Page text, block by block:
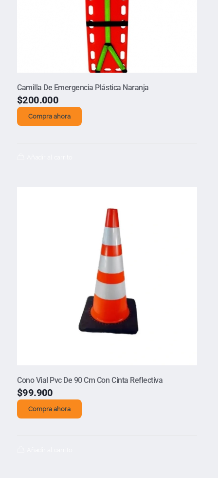
Camilla De Emergencia Plástica Naranja
$200.000
Compra ahora
Cono Vial Pvc De 90 Cm Con Cinta Reflectiva
$99.900
Compra ahora